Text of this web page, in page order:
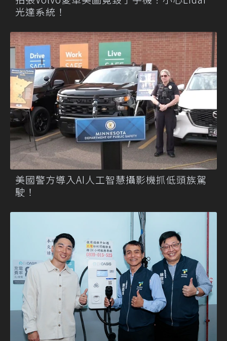
光達系統！
美國警方導入AI人工智慧攝影機抓低頭族駕
駛！